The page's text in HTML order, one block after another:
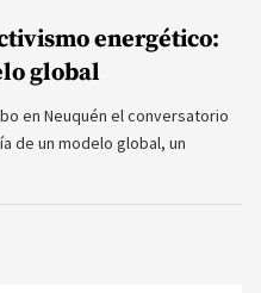
energético:
global
en Neuquén el conversatorio
de un modelo global, un